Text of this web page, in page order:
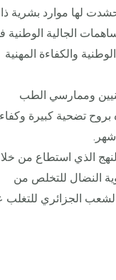
لها موارد بشرية
الجالية الوطنية
والكفاءة المهنية
وممارسي الطب
بروح تضحية كبيرة
الذي استطاع من
النضال للتخلص من
الجزائري للتغلب